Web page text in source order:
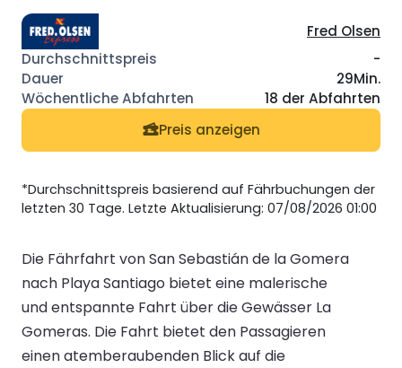
Fred Olsen
-
29Min.
18 der Abfahrten
Preis anzeigen
*Durchschnittspreis basierend auf Fährbuchungen der
letzten 30 Tage. Letzte Aktualisierung: 07/08/2026 01:00
Die Fährfahrt von San Sebastián de la Gomera
nach Playa Santiago bietet eine malerische
und entspannte Fahrt über die Gewässer La
Gomeras. Die Fahrt bietet den Passagieren
einen atemberaubenden Blick auf die